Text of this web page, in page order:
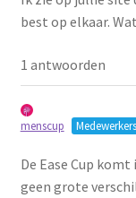
Proefpakketten
wat je nog meer
best op elkaar.
1 antwoorden
menscup Medewerkers
De Ease Cup
geen grote